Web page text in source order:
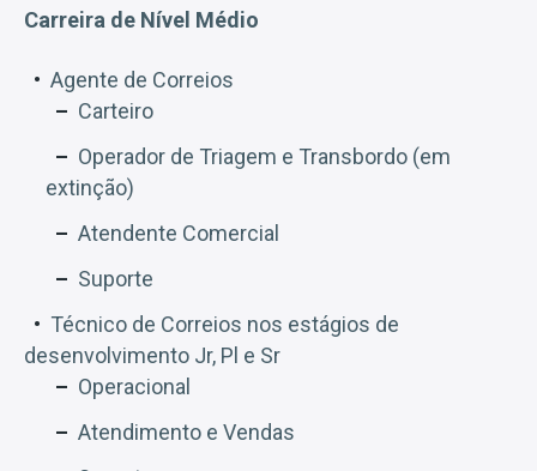
Carreira de Nível Médio
Agente de Correios
Carteiro
Operador de Triagem e Transbordo (em
extinção)
Atendente Comercial
Suporte
Técnico de Correios nos estágios de
desenvolvimento Jr, Pl e Sr
Operacional
Atendimento e Vendas